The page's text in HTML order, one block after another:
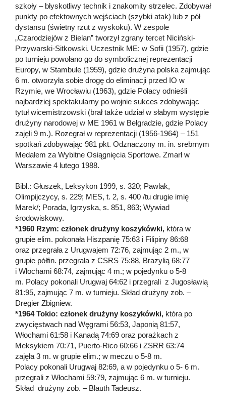
szkoły – błyskotliwy technik i znakomity strzelec. Zdobywał
punkty po efektownych wejściach (szybki atak) lub z pół
dystansu (świetny rzut z wyskoku). W zespole
„Czarodziejów z Bielan” tworzył zgrany tercet Niciński-
Przywarski-Sitkowski. Uczestnik ME: w Sofii (1957), gdzie
po turnieju powołano go do symbolicznej reprezentacji
Europy, w Stambule (1959), gdzie drużyna polska zajmując
6 m. otworzyła sobie drogę do eliminacji przed IO w
Rzymie, we Wrocławiu (1963), gdzie Polacy odnieśli
najbardziej spektakularny po wojnie sukces zdobywając
tytuł wicemistrzowski (brał także udział w słabym występie
drużyny narodowej w ME 1961 w Belgradzie, gdzie Polacy
zajęli 9 m.). Rozegrał w reprezentacji (1956-1964) – 151
spotkań zdobywając 981 pkt. Odznaczony m. in. srebrnym
Medalem za Wybitne Osiągnięcia Sportowe. Zmarł w
Warszawie 4 lutego 1988.
Bibl.: Głuszek, Leksykon 1999, s. 320; Pawlak,
Olimpijczycy, s. 229; MES, t. 2, s. 400 /tu drugie imię
Marek/; Porada, Igrzyska, s. 851, 863; Wywiad
środowiskowy.
*1960 Rzym: członek drużyny koszykówki, która w
grupie elim. pokonała Hiszpanię 75:63 i Filipiny 86:68
oraz przegrała z Urugwajem 72:76, zajmując 2 m., w
grupie półfin. przegrała z CSRS 75:88, Brazylią 68:77
i Włochami 68:74, zajmując 4 m.; w pojedynku o 5-8
m. Polacy pokonali Urugwaj 64:62 i przegrali z Jugosławią
81:95, zajmując 7 m. w turnieju. Skład drużyny zob. –
Dregier Zbigniew.
*1964 Tokio: członek drużyny koszykówki, która po
zwycięstwach nad Węgrami 56:53, Japonią 81:57,
Włochami 61:58 i Kanadą 74:69 oraz porażkach z
Meksykiem 70:71, Puerto-Rico 60:66 i ZSRR 63:74
zajęła 3 m. w grupie elim.; w meczu o 5-8 m.
Polacy pokonali Urugwaj 82:69, a w pojedynku o 5- 6 m.
przegrali z Włochami 59:79, zajmując 6 m. w turnieju.
Skład drużyny zob. – Blauth Tadeusz.